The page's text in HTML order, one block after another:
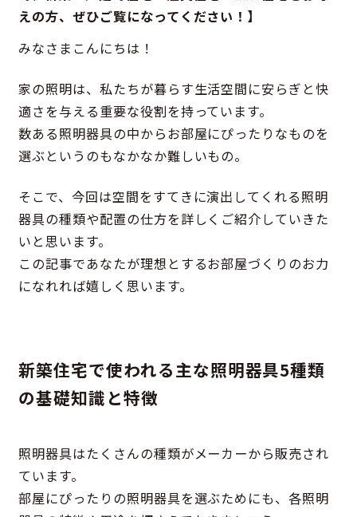
えの方、ぜひご覧になってください！】
みなさまこんにちは！
家の照明は、私たちが暮らす生活空間に安らぎと快
適さを与える重要な役割を持っています。
数ある照明器具の中からお部屋にぴったりなものを
選ぶというのもなかなか難しいもの。
そこで、今回は空間をすてきに演出してくれる照明
器具の種類や配置の仕方を詳しくご紹介していきた
いと思います。
この記事であなたが理想とするお部屋づくりのお力
になれれば嬉しく思います。
新築住宅で使われる主な照明器具5種類
の基礎知識と特徴
照明器具はたくさんの種類がメーカーから販売され
ています。
部屋にぴったりの照明器具を選ぶためにも、各照明